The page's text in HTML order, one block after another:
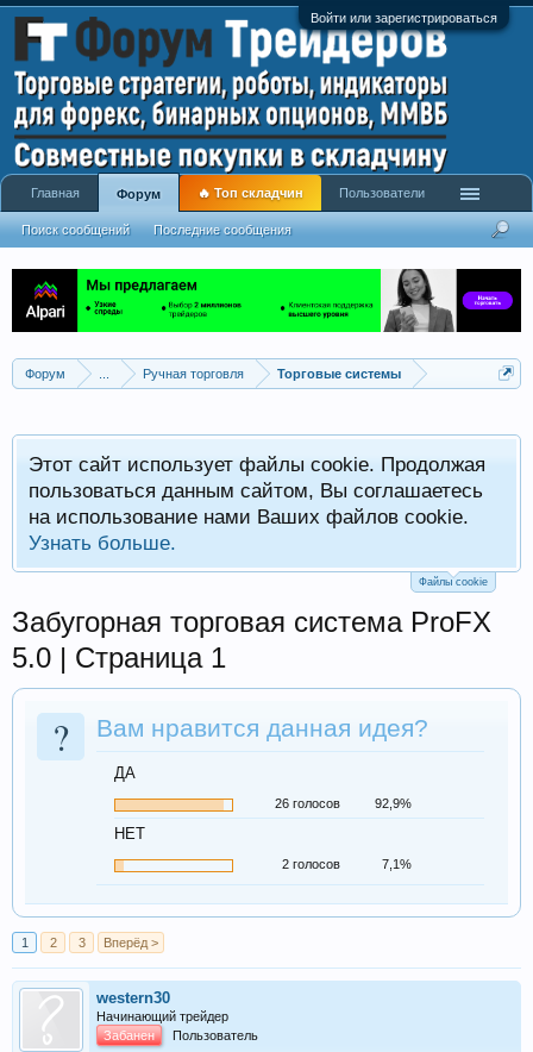
Войти или зарегистрироваться
Форум Ручная торговля Торговые системы
Этот сайт использует файлы cookie. Продолжая
пользоваться данным сайтом, Вы соглашаетесь
на использование нами Ваших файлов cookie.
Узнать больше.
Файлы cookie
Забугорная торговая система ProFX
5.0 | Страница 1
? Вам нравится данная идея?
ДА
26 голосов 92,9%
НЕТ
2 голосов 7,1%
1 2 3 Вперёд >
western30
Начинающий трейдер
Забанен
Пользователь
Главная Форум
Поиск сообщений Последние сообщения
🔥 Топ складчин Пользователи